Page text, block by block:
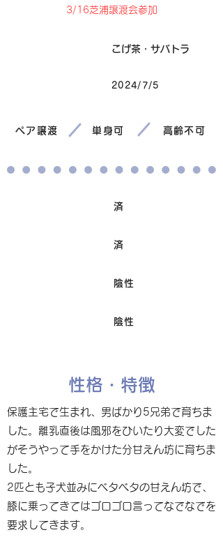
3/16芝浦譲渡会参加
こげ茶・サバトラ
2024/7/5
ペア譲渡 単身可 高齢不可
済
済
陰性
陰性
性格・特徴
保護主宅で生まれ、男ばかり5兄弟で育ちま
した。離乳直後は風邪をひいたり大変でした
がそうやって手をかけた分甘えん坊に育ちま
した。
2匹とも子犬並みにベタベタの甘えん坊で、
膝に乗ってきてはゴロゴロ言ってなでなでを
要求してきます。